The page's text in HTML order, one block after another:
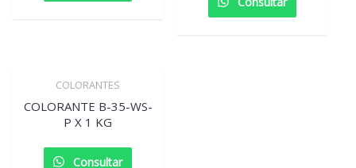
COLORANTES
COLORANTE B-35-WS-
P X 1 KG
Consultar